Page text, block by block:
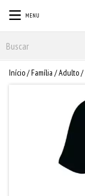
MENU
Início/Família /Adulto/